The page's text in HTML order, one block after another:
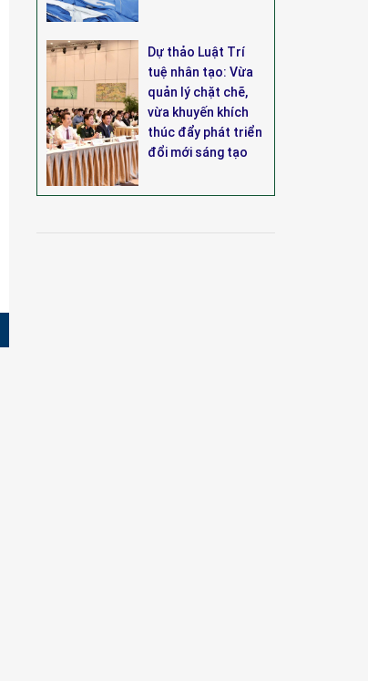
Dự thảo Luật Trí
tuệ nhân tạo: Vừa
quản lý chặt chẽ,
vừa khuyến khích
thúc đẩy phát triển
đổi mới sáng tạo